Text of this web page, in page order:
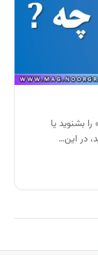
بشنوید یا
در این…